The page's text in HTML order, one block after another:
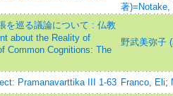
著)=Notake,
を巡る議論について : 仏教
about the Reality of
Common Cognitions: The
野武美弥子
Pramanavarttika III 1-63 Franco, Eli;